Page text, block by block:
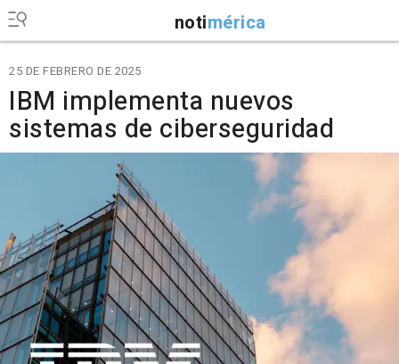
notimérica
25 DE FEBRERO DE 2025
IBM implementa nuevos
sistemas de ciberseguridad